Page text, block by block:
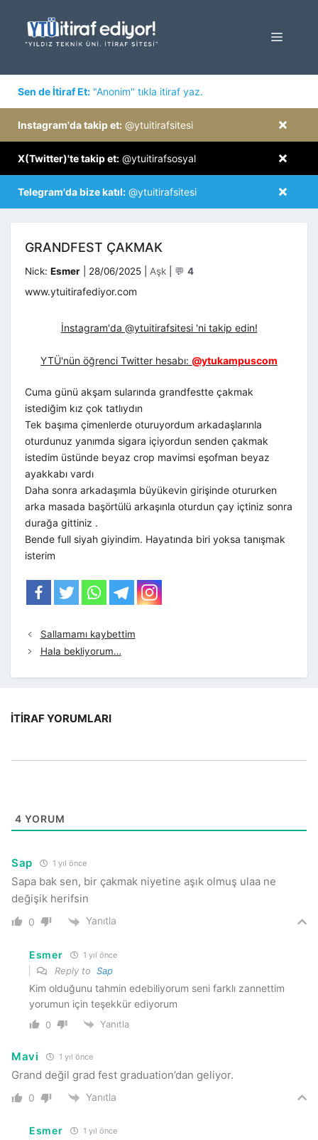
MENÜ
Sen de İtiraf Et: "Anonim" tıkla itiraf yaz.
×
Instagram'da takip et: @ytuitirafsitesi
×
X(Twitter)'te takip et: @ytuitirafsosyal
×
Telegram'da bize katıl: @ytuitirafsitesi
GRANDFEST ÇAKMAK
Nick: Esmer 28/06/2025 Kategoriler
Aşk 💬 4
www.ytuitirafediyor.com
İnstagram'da @ytuitirafsitesi 'ni takip edin!
YTÜ'nün öğrenci Twitter hesabı: @ytukampuscom
Cuma günü akşam sularında grandfestte çakmak
istediğim kız çok tatlıydın
Tek başıma çimenlerde oturuyordum arkadaşlarınla
oturdunuz yanımda sigara içiyordun senden çakmak
istedim üstünde beyaz crop mavimsi eşofman beyaz
ayakkabı vardı
Daha sonra arkadaşımla büyükevin girişinde otururken
arka masada başörtülü arkaşınla oturdun çay içtiniz sonra
durağa gittiniz .
Bende full siyah giyindim. Hayatında biri yoksa tanışmak
isterim
Sallamamı kaybettim
Hala bekliyorum…
İTIRAF YORUMLARI
4 YORUM
Sap 1 yıl önce
Sapa bak sen, bir çakmak niyetine aşık olmuş ulaa ne
değişik herifsin
0 Yanıtla
Esmer 1 yıl önce
Reply to Sap
Kim olduğunu tahmin edebiliyorum seni farklı zannettim
yorumun için teşekkür ediyorum
0 Yanıtla
Mavi 1 yıl önce
Grand değil grad fest graduation’dan geliyor.
0 Yanıtla
Esmer 1 yıl önce